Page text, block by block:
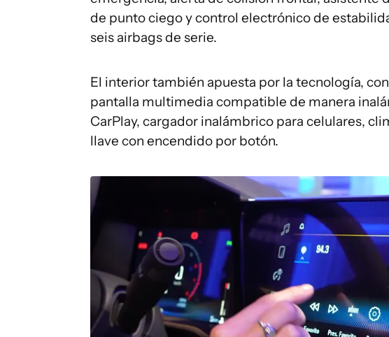
de punto ciego y control electrónico de
seis airbags de serie.
El interior también apuesta por la tecnología,
pantalla multimedia compatible de manera
CarPlay, cargador inalámbrico para celulares,
llave con encendido por botón.